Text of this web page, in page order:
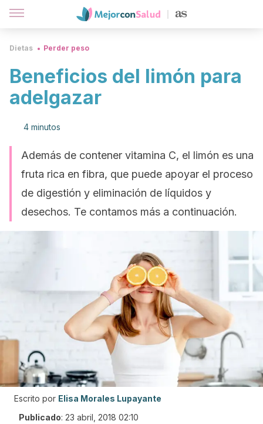
Dietas Perder peso
Beneficios del limón para
adelgazar
4 minutos
Además de contener vitamina C, el limón es una
fruta rica en fibra, que puede apoyar el proceso
de digestión y eliminación de líquidos y
desechos. Te contamos más a continuación.
Escrito por Elisa Morales Lupayante
Publicado: 23 abril, 2018 02:10